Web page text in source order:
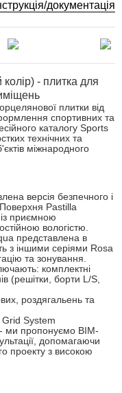
документація
- плитка для
плитки від
спортивних та
каталогу Sports
технічних та
міжнародного
​​версія безпечного і
Pastilla
приємною
вологістю.
представлена ​​в
з іншими серіями Rosa
та зонування.
комплектні
(решітки, борти L/S,
роздягальень та
Grid System
- ми пропонуємо BIM-
допомагаючи
проекту з високою